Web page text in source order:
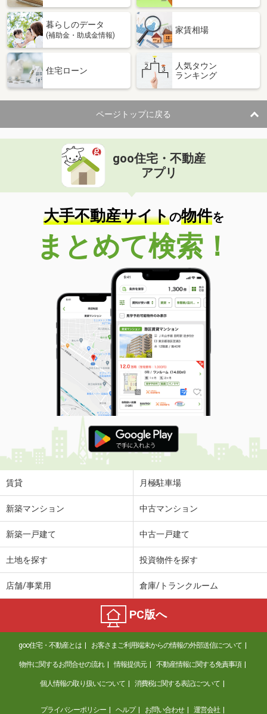
暮らしのデータ
(補助金・助成金情報)
家賃相場
住宅ローン
人気タウン
ランキング
ページトップに戻る
goo住宅・不動産
アプリ
大手不動産サイトの物件を
まとめて検索！
賃貸 月極駐車場
新築マンション 中古マンション
新築一戸建て 中古一戸建て
土地を探す 投資物件を探す
店舗/事業用 倉庫/トランクルーム
PC版へ
goo住宅・不動産とは お客さまご利用端末からの情報の外部送信について
物件に関するお問合せの流れ 情報提供元 不動産情報に関する免責事項
個人情報の取り扱いについて 消費税に関する表記について
プライバシーポリシー ヘルプ お問い合わせ 運営会社